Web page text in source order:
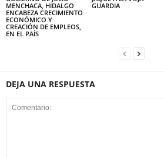
MENCHACA, HIDALGO
ENCABEZA CRECIMIENTO
ECONÓMICO Y
CREACIÓN DE EMPLEOS,
EN EL PAÍS
GUARDIA
DEJA UNA RESPUESTA